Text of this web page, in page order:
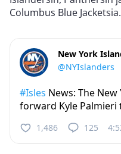
Columbus Blue Jacketsia.
New York
@NYIslanders
#Isles News: The
forward Kyle
1,486 125